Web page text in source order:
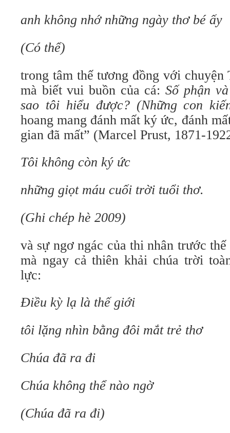
anh không nhớ những ngày thơ bé ấy
(Có thể)
trong tâm thế tương đồng với chuyện
mà biết vui buồn của cá:Số phận
sao tôi hiểu được? (Những con
hoang mang đánh mất ký ức, đánh
gian đã mất” (Marcel Prust, 1871-
Tôi không còn ký ức
những giọt máu cuối trời tuổi thơ.
(Ghi chép hè 2009)
và sự ngơ ngác của thi nhân trước
mà ngay cả thiên khải chúa trời
lực:
Điều kỳ lạ là thế giới
tôi lặng nhìn bằng đôi mắt trẻ thơ
Chúa đã ra đi
Chúa không thể nào ngờ
(Chúa đã ra đi)